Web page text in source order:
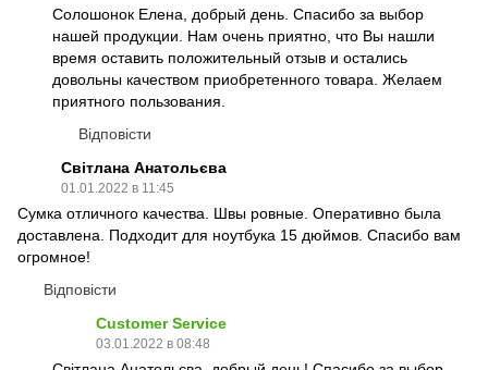
Солошонок Елена, добрый день. Спасибо за выбор
нашей продукции. Нам очень приятно, что Вы нашли
время оставить положительный отзыв и остались
довольны качеством приобретенного товара. Желаем
приятного пользования.
Відповісти
Світлана Анатольєва
01.01.2022 в 11:45
Сумка отличного качества. Швы ровные. Оперативно была
доставлена. Подходит для ноутбука 15 дюймов. Спасибо вам
огромное!
Відповісти
Customer Service
03.01.2022 в 08:48